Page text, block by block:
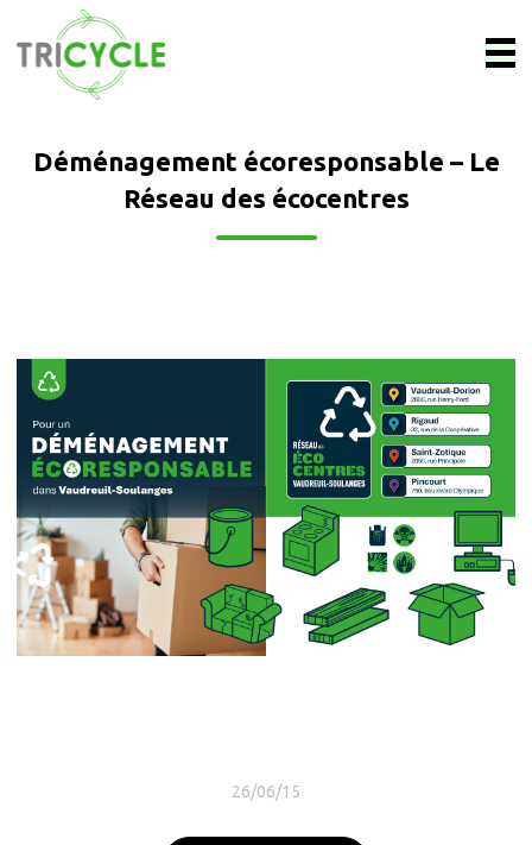
Déménagement écoresponsable – Le
Réseau des écocentres
26/06/15